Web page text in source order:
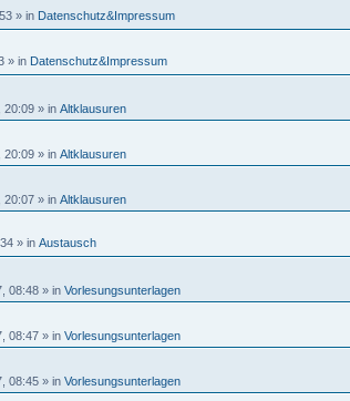
» in Datenschutz&Impressum
» in Datenschutz&Impressum
20:09 » in Altklausuren
20:09 » in Altklausuren
20:07 » in Altklausuren
» in Austausch
08:48 » in Vorlesungsunterlagen
08:47 » in Vorlesungsunterlagen
08:45 » in Vorlesungsunterlagen